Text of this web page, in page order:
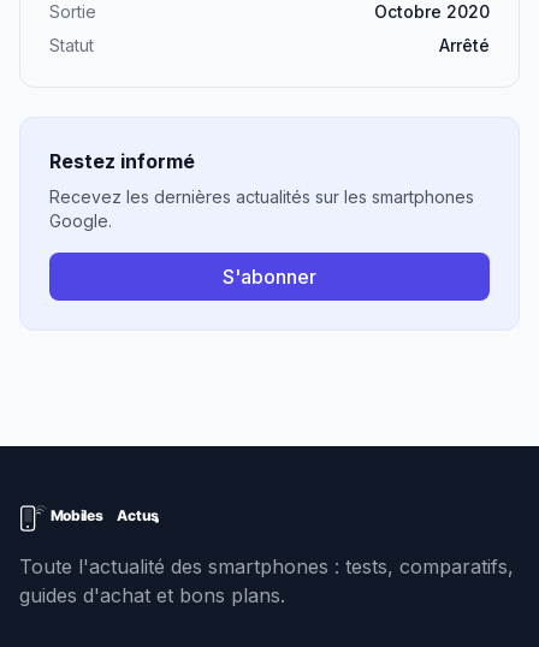
Sortie
Octobre 2020
Statut
Arrêté
Restez informé
Recevez les dernières actualités sur les smartphones
Google.
S'abonner
Toute l'actualité des smartphones : tests, comparatifs,
guides d'achat et bons plans.